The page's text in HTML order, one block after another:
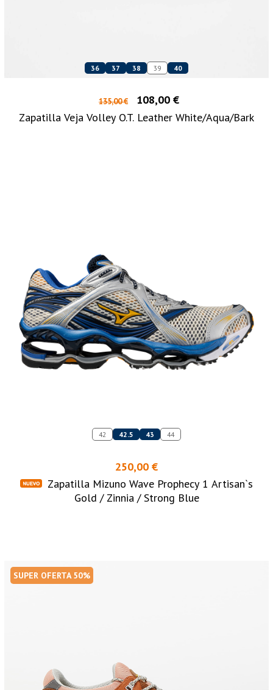
36 37 38 39 40
135,00 €
108,00 €
Zapatilla Veja Volley O.T. Leather White/Aqua/Bark
42 42.5 43 44
250,00 €
Zapatilla Mizuno Wave Prophecy 1 Artisan`s
Gold / Zinnia / Strong Blue
SUPER OFERTA 50%